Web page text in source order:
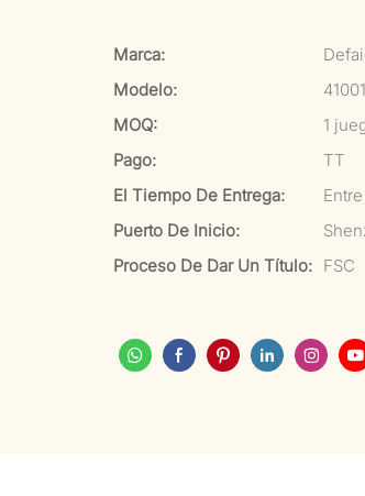
Marca:
Modelo:
MOQ:
1
Pago:
TT
El Tiempo De Entrega:
Puerto De Inicio:
Proceso De Dar Un Título: FSC